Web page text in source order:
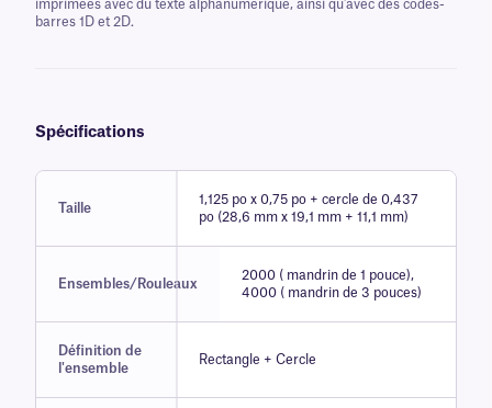
imprimées avec du texte alphanumérique, ainsi qu'avec des codes-
barres 1D et 2D.
Spécifications
Taille
1,125 po x 0,75 po + cercle de 0,437
po (28,6 mm x 19,1 mm + 11,1 mm)
Ensembles/Rouleaux
2000 ( mandrin de 1 pouce),
4000 ( mandrin de 3 pouces)
Définition de
l'ensemble
Rectangle + Cercle